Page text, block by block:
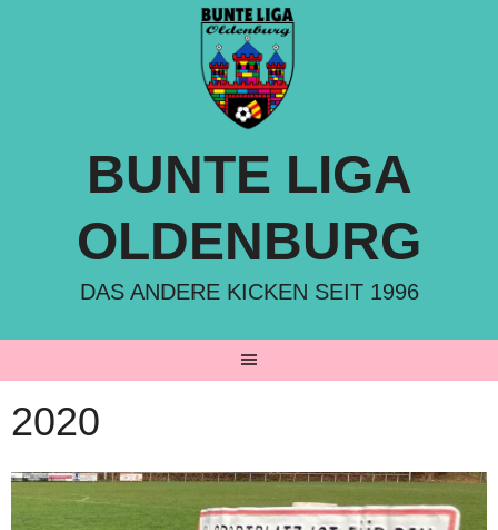
BUNTE LIGA
OLDENBURG
DAS ANDERE KICKEN SEIT 1996
2020